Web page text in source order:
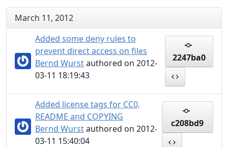
March 11, 2012
Added some deny rules to
prevent direct access on files
Bernd Wurstauthored on 2012-
03-11 18:19:43
2247ba0
Added license tags for CC0,
README and COPYING
Bernd Wurstauthored on 2012-
03-11 15:40:04
c208bd9